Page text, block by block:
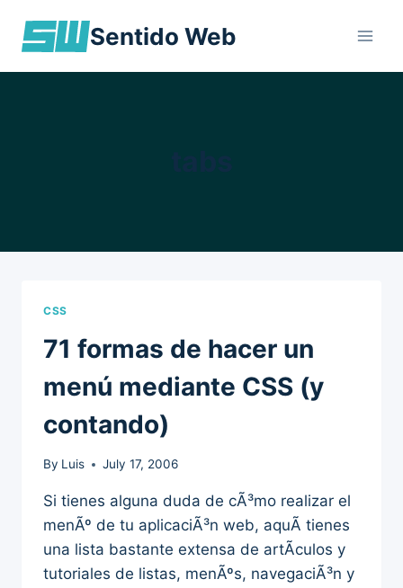
Sentido Web
CSS
71 formas de hacer un
menú mediante CSS (y
contando)
By Luis July 17, 2006
Si tienes alguna duda de cÃ³mo realizar el
menÃº de tu aplicaciÃ³n web, aquÃ­ tienes
una lista bastante extensa de artÃ­culos y
tutoriales de listas, menÃºs, navegaciÃ³n y